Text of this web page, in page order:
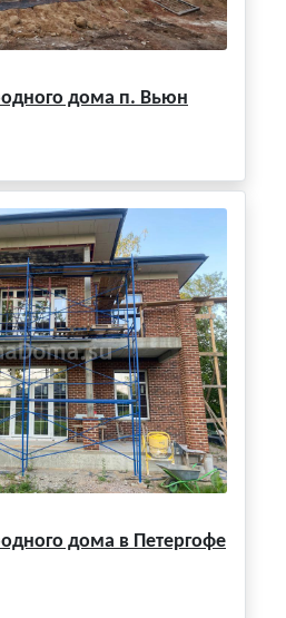
дома п. Вьюн
дома в Петергофе